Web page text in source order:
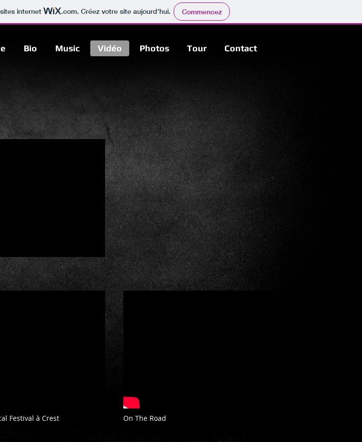
internet .com. Créez votre site aujourd'hui. Commencez
Bio Music Vidéo Photos Tour Contact
Festival à Crest On The Road